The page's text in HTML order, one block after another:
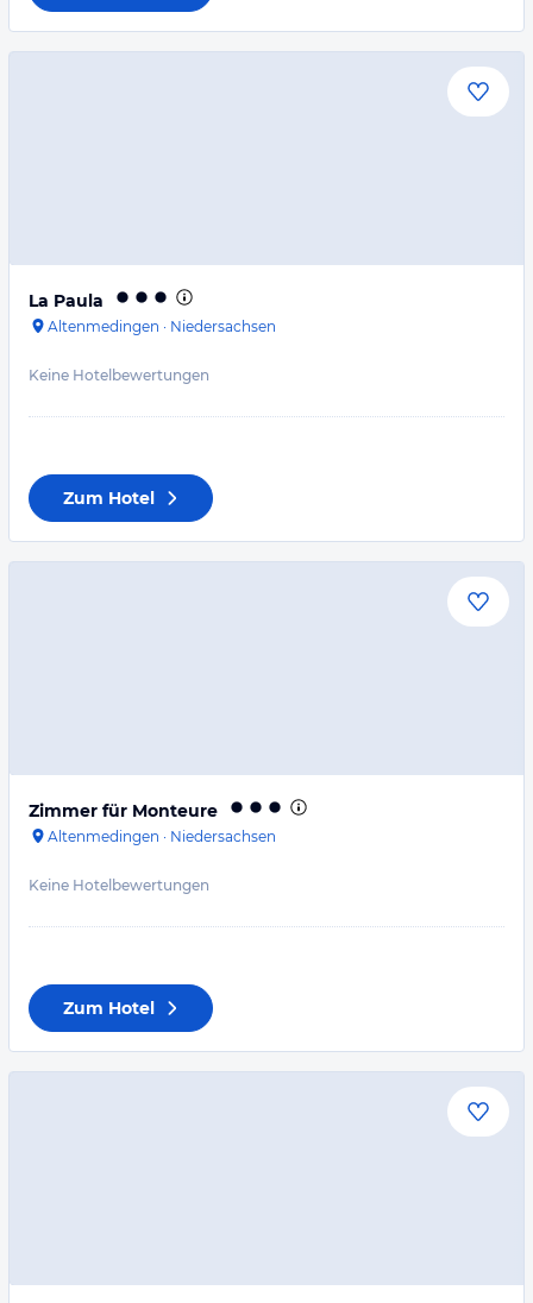
La Paula
Altenmedingen · Niedersachsen
Keine Hotelbewertungen
Zum Hotel
Zimmer für Monteure
Altenmedingen · Niedersachsen
Keine Hotelbewertungen
Zum Hotel